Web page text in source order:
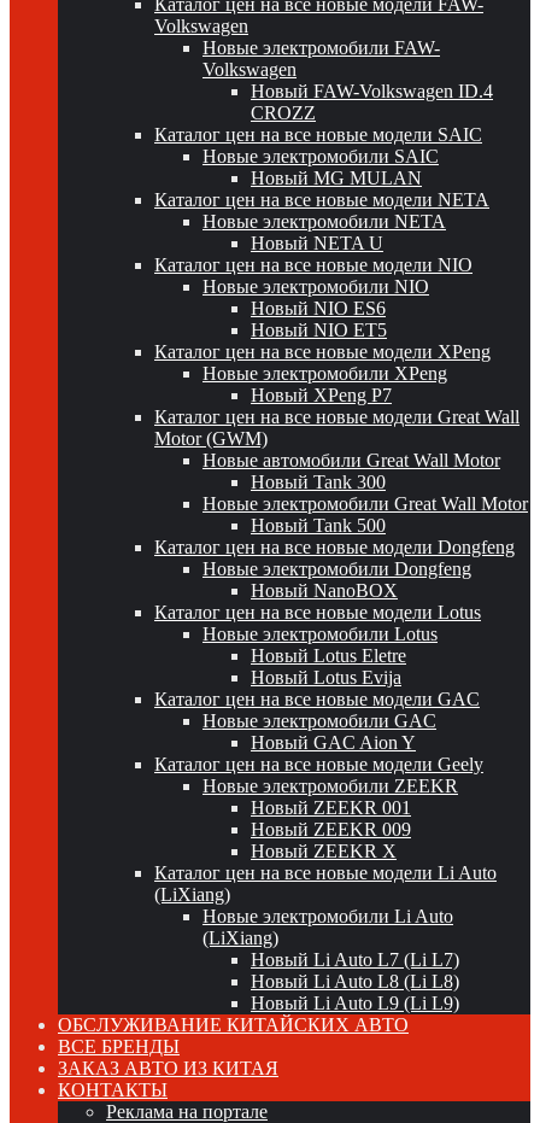
Каталог цен на все новые модели FAW-
Volkswagen
Новые электромобили FAW-
Volkswagen
Новый FAW-Volkswagen ID.4
CROZZ
Каталог цен на все новые модели SAIC
Новые электромобили SAIC
Новый MG MULAN
Каталог цен на все новые модели NETA
Новые электромобили NETA
Новый NETA U
Каталог цен на все новые модели NIO
Новые электромобили NIO
Новый NIO ES6
Новый NIO ET5
Каталог цен на все новые модели XPeng
Новые электромобили XPeng
Новый XPeng P7
Каталог цен на все новые модели Great Wall
Motor (GWM)
Новые автомобили Great Wall Motor
Новый Tank 300
Новые электромобили Great Wall Motor
Новый Tank 500
Каталог цен на все новые модели Dongfeng
Новые электромобили Dongfeng
Новый NanoBOX
Каталог цен на все новые модели Lotus
Новые электромобили Lotus
Новый Lotus Eletre
Новый Lotus Evija
Каталог цен на все новые модели GAC
Новые электромобили GAC
Новый GAC Aion Y
Каталог цен на все новые модели Geely
Новые электромобили ZEEKR
Новый ZEEKR 001
Новый ZEEKR 009
Новый ZEEKR X
Каталог цен на все новые модели Li Auto
(LiXiang)
Новые электромобили Li Auto
(LiXiang)
Новый Li Auto L7 (Li L7)
Новый Li Auto L8 (Li L8)
Новый Li Auto L9 (Li L9)
ОБСЛУЖИВАНИЕ КИТАЙСКИХ АВТО
ВСЕ БРЕНДЫ
ЗАКАЗ АВТО ИЗ КИТАЯ
КОНТАКТЫ
Реклама на портале